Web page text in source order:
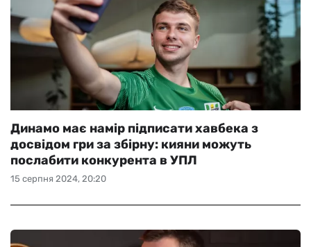
15 серпня 2024, 20:20
Динамо має намір підписати хавбека з
досвідом гри за збірну: кияни можуть
послабити конкурента в УПЛ